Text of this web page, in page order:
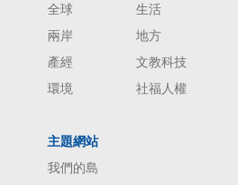
全球
生活
兩岸
地方
產經
文教科技
環境
社福人權
主題網站
我們的島